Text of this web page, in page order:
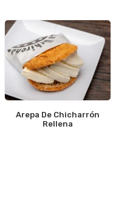
Arepa De Chicharrón
Rellena